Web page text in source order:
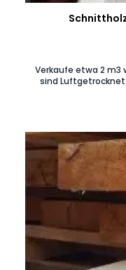
Verkaufe etwa 2 m3
sind
Preis